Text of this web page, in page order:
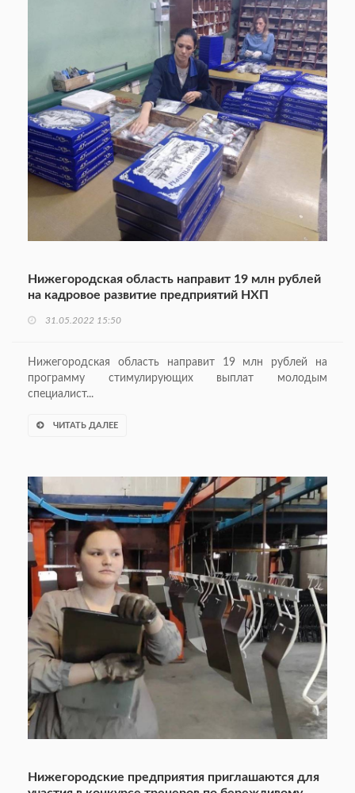
Нижегородская область направит 19 млн рублей
на кадровое развитие предприятий НХП
31.05.2022 15:50
Нижегородская область направит 19 млн рублей на
программу стимулирующих выплат молодым
специалист...
ЧИТАТЬ ДАЛЕЕ
Нижегородские предприятия приглашаются для